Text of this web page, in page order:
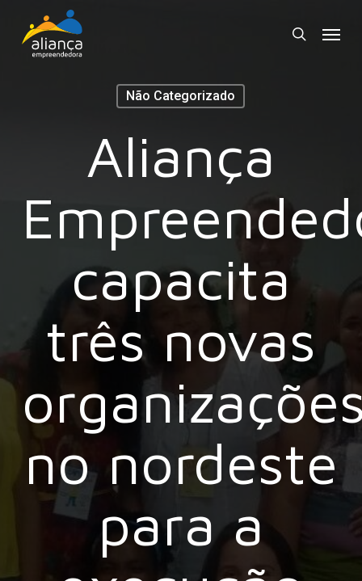
search
Não Categorizado
Aliança
capacita
três novas
no nordeste
para a